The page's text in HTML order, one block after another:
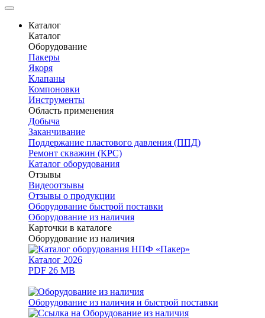
Каталог
Каталог
Оборудование
Пакеры
Якоря
Клапаны
Компоновки
Инструменты
Область применения
Добыча
Заканчивание
Поддержание пластового давления (ППД)
Ремонт скважин (КРС)
Каталог оборудования
Отзывы
Видеоотзывы
Отзывы о продукции
Оборудование быстрой поставки
Оборудование из наличия
Карточки в каталоге
Оборудование из наличия
Каталог 2026
PDF 26 MB
Оборудование из наличия и быстрой поставки